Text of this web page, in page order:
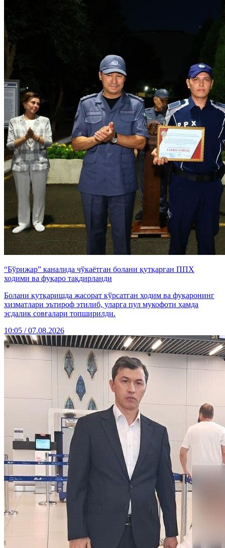
“Бўрижар” каналида чўкаётган болани қутқарган ППХ
ходими ва фуқаро тақдирланди
Болани қутқаришда жасорат кўрсатган ходим ва фуқаронинг
хизматлари эътироф этилиб, уларга пул мукофоти ҳамда
эсдалик совғалари топширилди.
10:05 / 07.08.2026